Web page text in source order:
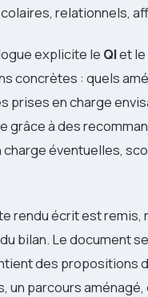
relationnels,
explicite le QIet le
concrètes : quels
en charge
grâce à des
éventuelles,
rendu écrit est
bilan. Le document
des propositions
un parcours